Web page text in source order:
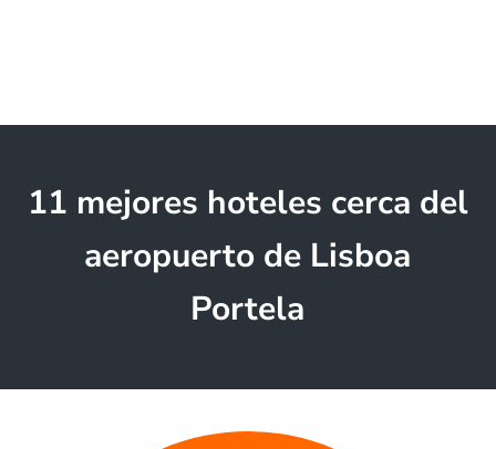
11 mejores hoteles cerca del
aeropuerto de Lisboa
Portela